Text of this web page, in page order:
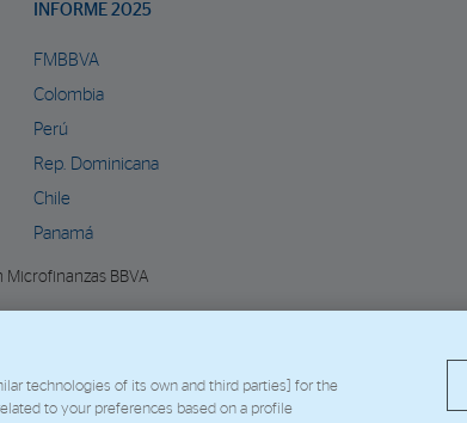
INFORME 2025
FMBBVA
Colombia
Perú
Rep. Dominicana
Chile
Panamá
Microfinanzas BBVA
technologies of its own and third parties] for the
to your preferences based on a profile